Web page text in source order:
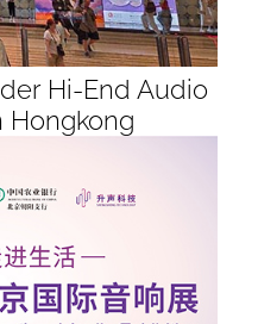
Hi-End Audio
Hongkong